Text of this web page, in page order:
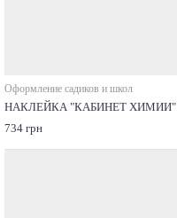
Оформление садиков и школ
НАКЛЕЙКА "КАБИНЕТ ХИМИИ"
734 грн